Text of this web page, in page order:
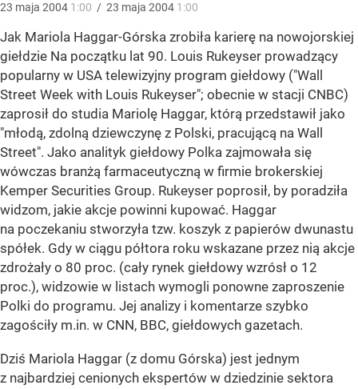
23 maja 2004 1:00 / 23 maja 2004 1:00
Jak Mariola Haggar-Górska zrobiła karierę na nowojorskiej
giełdzie Na początku lat 90. Louis Rukeyser prowadzący
popularny w USA telewizyjny program giełdowy ("Wall
Street Week with Louis Rukeyser"; obecnie w stacji CNBC)
zaprosił do studia Mariolę Haggar, którą przedstawił jako
"młodą, zdolną dziewczynę z Polski, pracującą na Wall
Street". Jako analityk giełdowy Polka zajmowała się
wówczas branżą farmaceutyczną w firmie brokerskiej
Kemper Securities Group. Rukeyser poprosił, by poradziła
widzom, jakie akcje powinni kupować. Haggar
na poczekaniu stworzyła tzw. koszyk z papierów dwunastu
spółek. Gdy w ciągu półtora roku wskazane przez nią akcje
zdrożały o 80 proc. (cały rynek giełdowy wzrósł o 12
proc.), widzowie w listach wymogli ponowne zaproszenie
Polki do programu. Jej analizy i komentarze szybko
zagościły m.in. w CNN, BBC, giełdowych gazetach.
Dziś Mariola Haggar (z domu Górska) jest jednym
z najbardziej cenionych ekspertów w dziedzinie sektora